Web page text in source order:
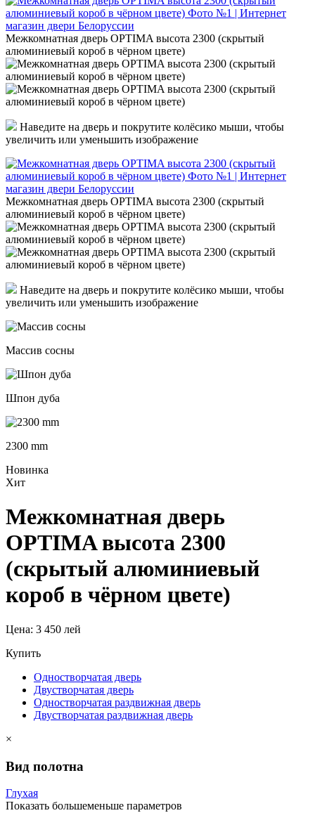
Межкомнатная дверь OPTIMA высота 2300 (скрытый
алюминиевый короб в чёрном цвете)
Наведите на дверь и покрутите колёсико мыши, чтобы
увеличить или уменьшить изображение
Межкомнатная дверь OPTIMA высота 2300 (скрытый
алюминиевый короб в чёрном цвете)
Наведите на дверь и покрутите колёсико мыши, чтобы
увеличить или уменьшить изображение
Массив сосны
Шпон дуба
2300 mm
Новинка
Хит
Межкомнатная дверь
OPTIMA высота 2300
(скрытый алюминиевый
короб в чёрном цвете)
Цена: 3 450 лей
Купить
Одностворчатая дверь
Двустворчатая дверь
Одностворчатая раздвижная дверь
Двустворчатая раздвижная дверь
×
Вид полотна
Глухая
Показать большеменьше параметров